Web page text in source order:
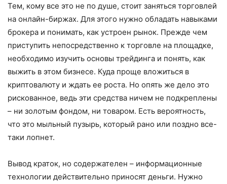
Тем, кому все это не по душе, стоит заняться торговлей
на онлайн-биржах. Для этого нужно обладать навыками
брокера и понимать, как устроен рынок. Прежде чем
приступить непосредственно к торговле на площадке,
необходимо изучить основы трейдинга и понять, как
выжить в этом бизнесе. Куда проще вложиться в
криптовалюту и ждать ее роста. Но опять же дело это
риско­ванное, ведь эти средства ничем не подкре­плены
– ни золотым фондом, ни товаром. Есть вероятность,
что это мыльный пузырь, который рано или поздно все-
таки лопнет.
Вывод краток, но содержателен – ин­формационные
технологии действительно приносят деньги. Нужно